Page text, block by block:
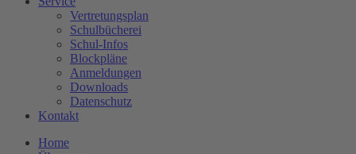
Vertretungsplan
Schulbücherei
Schul-Infos
Blockpläne
Anmeldungen
Downloads
Datenschutz
Kontakt
Home